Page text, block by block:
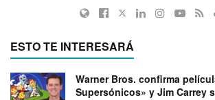
ESTO TE INTERESARÁ
Warner Bros. confirma
Supersónicos» y Jim Carrey